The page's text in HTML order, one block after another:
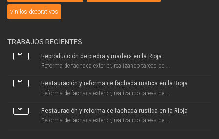
vinilos decorativos
TRABAJOS RECIENTES
Reproducción de piedra y madera en la Rioja
Reforma de fachada exterior, realizando tareas de ...
Restauración y reforma de fachada rustica en la Rioja
Reforma de fachada exterior, realizando tareas de ...
Restauración y reforma de fachada rustica en la Rioja
Reforma de fachada exterior, realizando tareas de ...